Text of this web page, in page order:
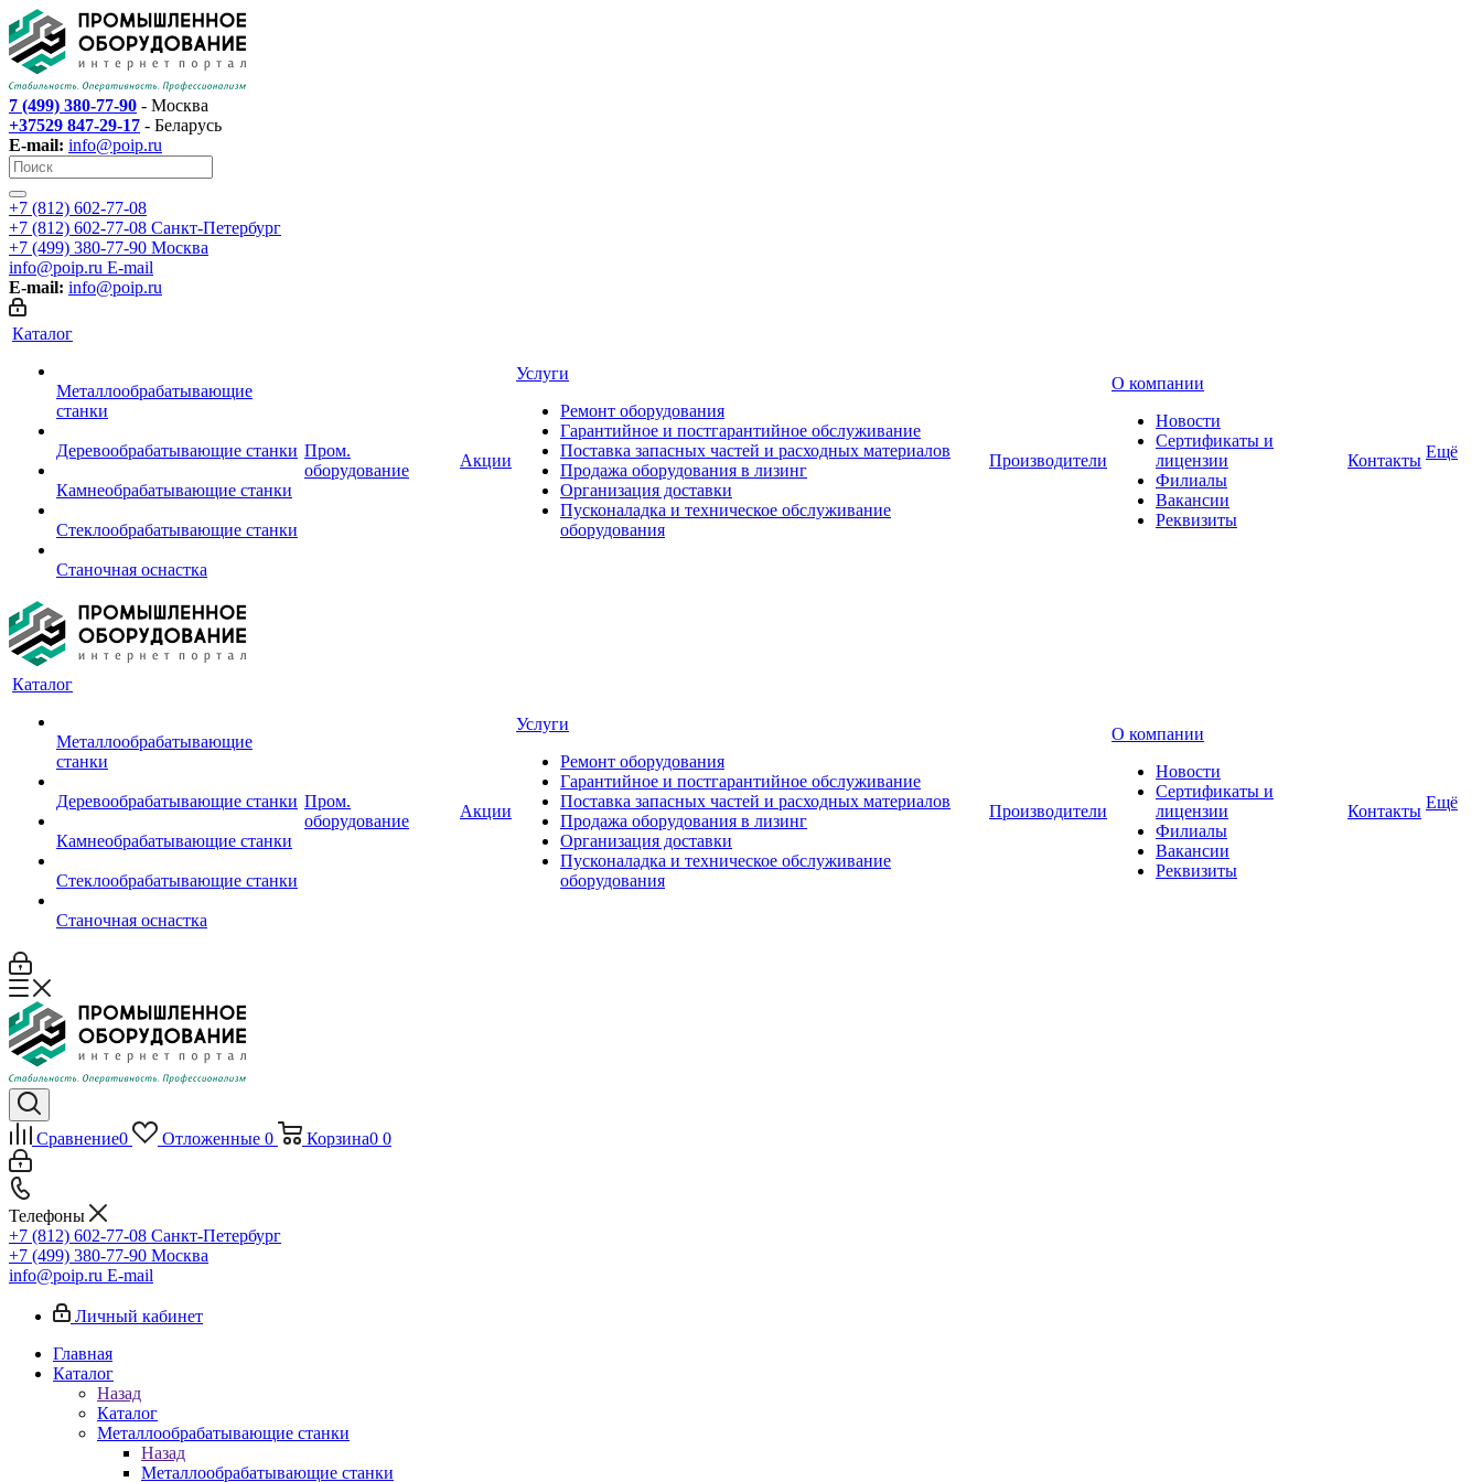
7 (499) 380-77-90 - Москва
+37529 847-29-17 - Беларусь
E-mail: info@poip.ru
+7 (812) 602-77-08
+7 (812) 602-77-08 Санкт-Петербург
+7 (499) 380-77-90 Москва
info@poip.ru E-mail
E-mail: info@poip.ru
Каталог
Металлообрабатывающие
станки
Деревообрабатывающие станки
Камнеобрабатывающие станки
Стеклообрабатывающие станки
Станочная оснастка
Пром.
оборудование
Акции
Услуги
Ремонт оборудования
Гарантийное и постгарантийное обслуживание
Поставка запасных частей и расходных материалов
Продажа оборудования в лизинг
Организация доставки
Пусконаладка и техническое обслуживание
оборудования
Производители
О компании
Новости
Сертификаты и
лицензии
Филиалы
Вакансии
Реквизиты
Контакты Ещё
Каталог
Металлообрабатывающие
станки
Деревообрабатывающие станки
Камнеобрабатывающие станки
Стеклообрабатывающие станки
Станочная оснастка
Пром.
оборудование
Акции
Услуги
Ремонт оборудования
Гарантийное и постгарантийное обслуживание
Поставка запасных частей и расходных материалов
Продажа оборудования в лизинг
Организация доставки
Пусконаладка и техническое обслуживание
оборудования
Производители
О компании
Новости
Сертификаты и
лицензии
Филиалы
Вакансии
Реквизиты
Контакты Ещё
Сравнение0 Отложенные 0 Корзина0 0
Телефоны
+7 (812) 602-77-08 Санкт-Петербург
+7 (499) 380-77-90 Москва
info@poip.ru E-mail
Личный кабинет
Главная
Каталог
Назад
Каталог
Металлообрабатывающие станки
Назад
Металлообрабатывающие станки